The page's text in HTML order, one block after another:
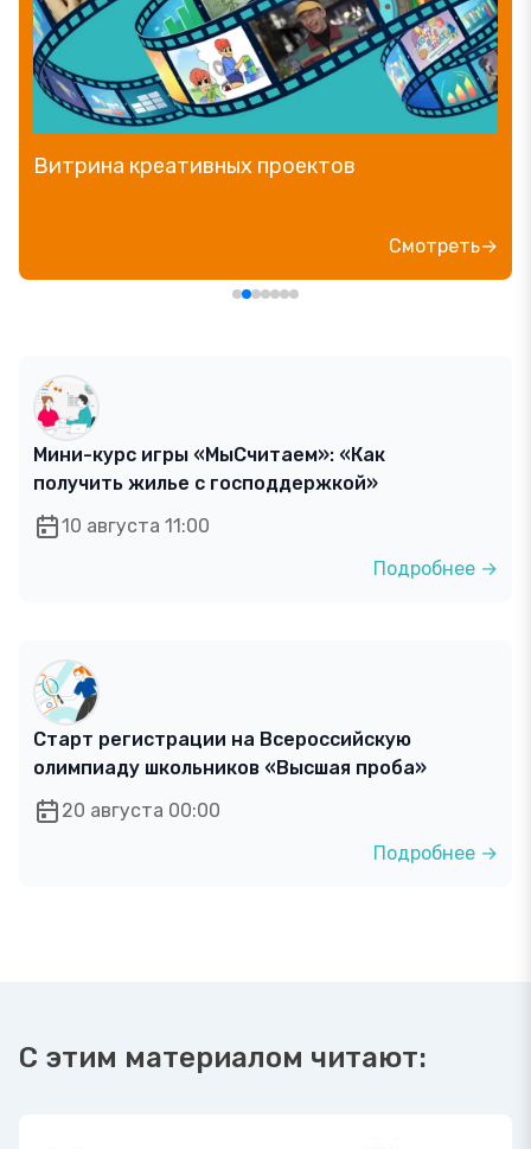
Прямой эфир «Мошенник VS Финансовый
Посмотреть→
Мини-курс игры «МыСчитаем»: «Как
получить жилье с господдержкой»
10 августа 11:00
Подробнее →
Старт регистрации на Всероссийскую
олимпиаду школьников «Высшая проба»
20 августа 00:00
Подробнее →
С этим материалом читают: